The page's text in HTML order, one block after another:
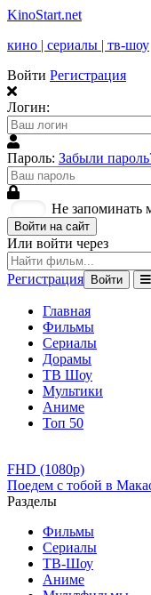
KinoStart.net
кино | сериалы | тв-шоу
Войти Регистрация
Логин:
Пароль: Забыли
Не запоминать
Войти на сайт
Или войти через
Регистрация Войти
Главная
Фильмы
Сериалы
Дорамы
ТВ Шоу
Мультики
Аниме
Топ 50
FHD (1080p)
Поедем с тобой в
Разделы
Фильмы
Сериалы
ТВ-Шоу
Аниме